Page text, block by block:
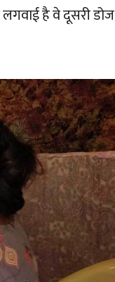
लगवाई है वे दूसरी डोज